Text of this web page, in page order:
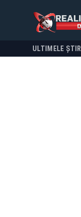
ULTIMELE ȘTIRI